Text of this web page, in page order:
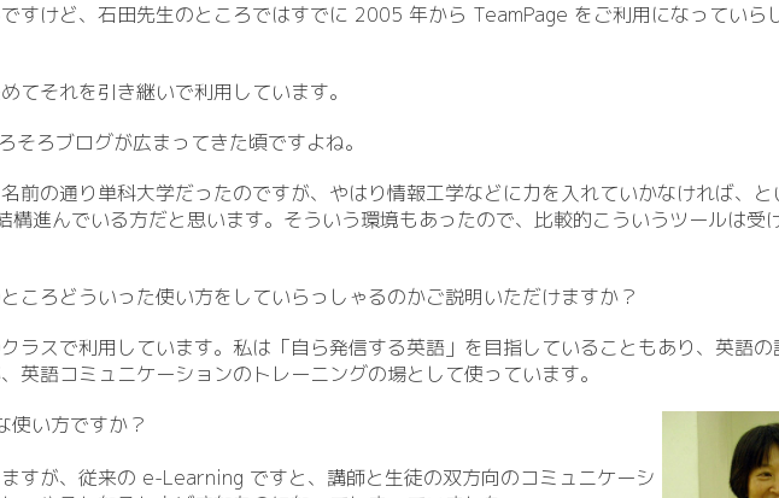
けど、石田先生のところではすでに 2005 年から TeamPage をご利用になっていら
てそれを引き継いで利用しています。
ろブログが広まってきた頃ですよね。
前の通り単科大学だったのですが、やはり情報工学などに力を入れていかなければ、と
構進んでいる方だと思います。そういう環境もあったので、比較的こういうツールは受
ろどういった使い方をしていらっしゃるのかご説明いただけますか？
ラスで利用しています。私は「自ら発信する英語」を目指していることもあり、英語の
英語コミュニケーションのトレーニングの場として使っています。
い方ですか？
すが、従来の e-Learning ですと、講師と生徒の双方向のコミュニケーシ